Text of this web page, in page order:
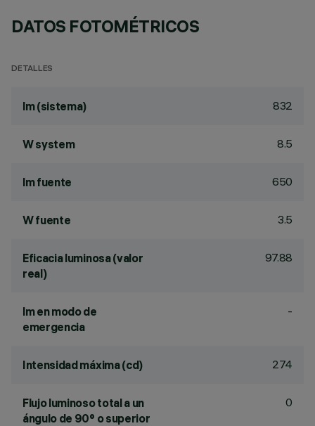
DATOS FOTOMÉTRICOS
DETALLES
lm (sistema) 832
W system 8.5
lm fuente 650
W fuente 3.5
Eficacia luminosa (valor
real)
97.88
lm en modo de
emergencia
-
Intensidad máxima (cd) 274
Flujo luminoso total a un
ángulo de 90° o superior
0